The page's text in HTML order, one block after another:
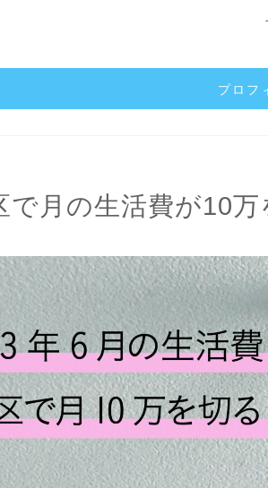
プロフ
で月の生活費が10万